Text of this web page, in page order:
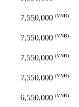
7,550,000 (VNĐ)
7,550,000 (VNĐ)
7,550,000 (VNĐ)
7,550,000 (VNĐ)
6,550,000 (VNĐ)